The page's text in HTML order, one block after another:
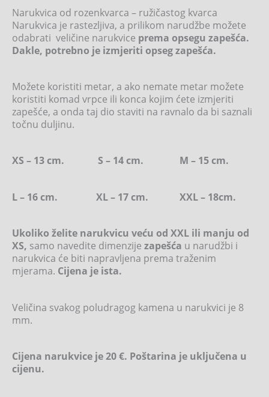
Narukvica od rozenkvarca – ružičastog kvarca
Narukvica je rastezljiva, a prilikom narudžbe možete
odabrati veličine narukvice prema opsegu zapešća.
Dakle, potrebno je izmjeriti opseg zapešća.
Možete koristiti metar, a ako nemate metar možete
koristiti komad vrpce ili konca kojim ćete izmjeriti
zapešće, a onda taj dio staviti na ravnalo da bi saznali
točnu duljinu.
XS – 13 cm. S – 14 cm. M – 15 cm.
L – 16 cm. XL – 17 cm. XXL – 18cm.
Ukoliko želite narukvicu veću od XXL ili manju od
XS, samo navedite dimenzije zapešća u narudžbi i
narukvica će biti napravljena prema traženim
mjerama. Cijena je ista.
Veličina svakog poludragog kamena u narukvici je 8
mm.
Cijena narukvice je 20 €. Poštarina je uključena u
cijenu.